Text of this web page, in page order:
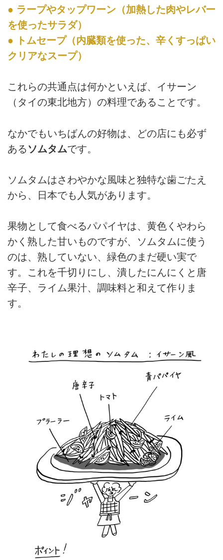
● ラープやタップワーン（加熱した肉やレバー
を使ったサラダ）
● トムセープ（内臓類を使った、辛くすっぱい
クリアなスープ）
これらの共通点は何かといえば、イサーン
（タイの東北地方）の料理であることです。
なかでもいちばんの好物は、どの店にも必ず
あるソムタムです。
ソムタムはさわやかな風味と独特な歯ごたえ
から、日本でも人気があります。
果物として食べるパパイヤは、黄色くやわら
かく熟した甘いものですが、ソムタムに使う
のは、熟していない、緑色のまだ硬い実で
す。これを千切りにし、潰したにんにくと唐
辛子、ライム果汁、調味料と和えて作りま
す。